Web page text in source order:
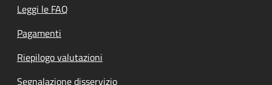
Leggi le FAQ
Pagamenti
Riepilogo valutazioni
Segnalazione disservizio